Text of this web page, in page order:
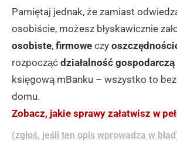
Pamiętaj jednak, że zamiast
osobiście, możesz błyskawicznie
osobiste, firmowe czy
rozpocząć działalność gospodarczą
księgową mBanku – wszystko to
domu.
Zobacz, jakie sprawy załatwisz w
(zgłoś, jeśli ten opis wprowadza w